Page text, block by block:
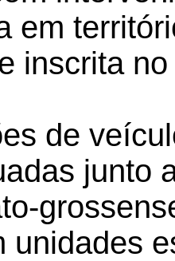
em
inscrita
de
junto
unidades